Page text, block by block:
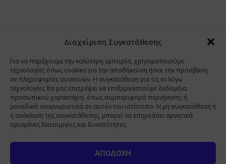
Διαχείριση Συγκατάθεσης
Για να παρέχουμε την καλύτερη εμπειρία, χρησιμοποιούμε
τεχνολογίες όπως cookies για την αποθήκευση ή/και την πρόσβαση
σε πληροφορίες συσκευών. Η συγκατάθεση για τις εν λόγω
τεχνολογίες θα μας επιτρέψει να επεξεργαστούμε δεδομένα
προσωπικού χαρακτήρα, όπως συμπεριφορά περιήγησης ή
μοναδικά αναγνωριστικά σε αυτόν τον ιστότοπο. Η μη συγκατάθεση ή
η ανάκληση της συγκατάθεσης, μπορεί να επηρεάσει αρνητικά
ορισμένες λειτουργίες και δυνατότητες.
ΑΠΟΔΟΧΉ
Copyright 2009 - 2026 © Χαραμή Α.Ε.
www.PharmaManage.gr • www.HealthExpo.gr • www.YO.gr
•
www.GreekShares.com • www.eLearning-
PharmaManage.gr • www.Charami-SA.gr
Με την παραμονή σας σε αυτή δηλώνετε,